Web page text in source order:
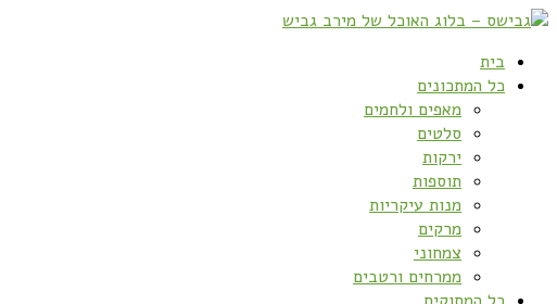
בית
כל המתכונים
מאפים ולחמים
סלטים
ירקות
תוספות
מנות עיקריות
מרקים
צמחוני
ממרחים ורטבים